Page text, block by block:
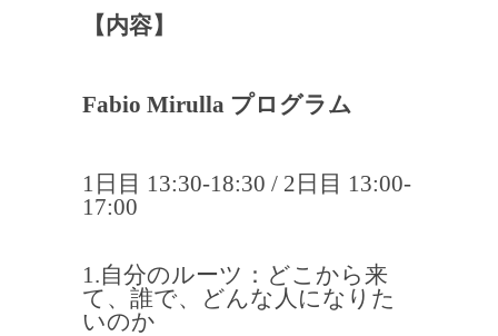
【内容】
Fabio Mirulla プログラム
1日目 13:30-18:30 / 2日目 13:00-
17:00
1.自分のルーツ：どこから来
て、誰で、どんな人になりた
いのか